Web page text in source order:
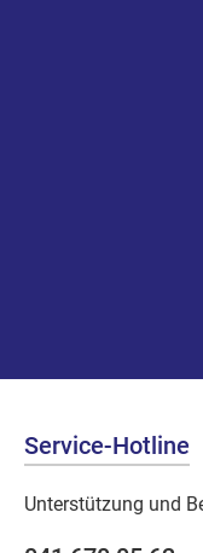
Service-Hotline
Unterstützung und